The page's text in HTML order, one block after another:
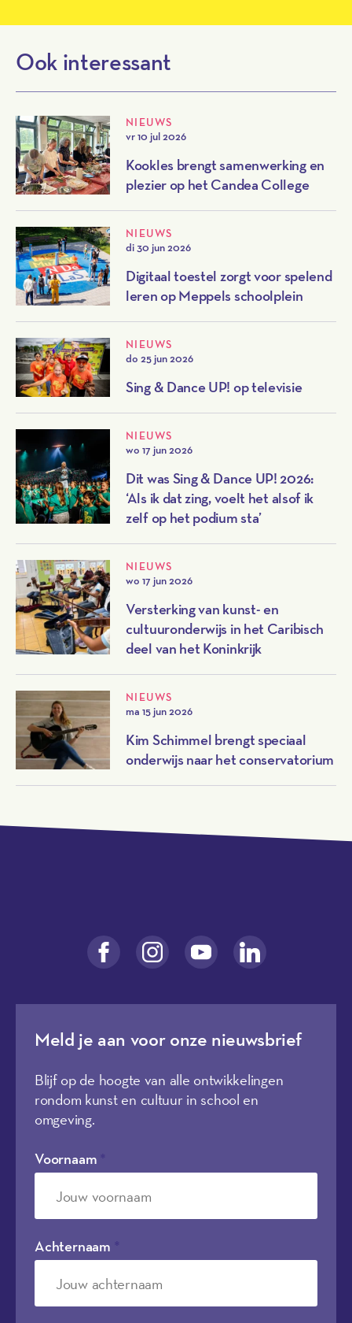
Ook interessant
NIEUWS
vr 10 jul 2026
Kookles brengt samenwerking en
plezier op het Candea College
NIEUWS
di 30 jun 2026
Digitaal toestel zorgt voor spelend
leren op Meppels schoolplein
NIEUWS
do 25 jun 2026
Sing & Dance UP! op televisie
NIEUWS
wo 17 jun 2026
Dit was Sing & Dance UP! 2026:
‘Als ik dat zing, voelt het alsof ik
zelf op het podium sta’
NIEUWS
wo 17 jun 2026
Versterking van kunst- en
cultuuronderwijs in het Caribisch
deel van het Koninkrijk
NIEUWS
ma 15 jun 2026
Kim Schimmel brengt speciaal
onderwijs naar het conservatorium
Meld je aan voor onze nieuwsbrief
Blijf op de hoogte van alle ontwikkelingen
rondom kunst en cultuur in school en
omgeving.
Voornaam
Achternaam